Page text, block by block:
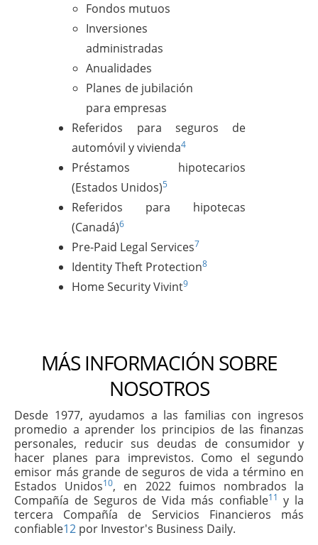
Fondos mutuos
Inversiones
administradas
Anualidades
Planes de jubilación
para empresas
Referidos para seguros de
automóvil y vivienda4
Préstamos hipotecarios
(Estados Unidos)5
Referidos para hipotecas
(Canadá)6
Pre-Paid Legal Services7
Identity Theft Protection8
Home Security Vivint9
MÁS INFORMACIÓN SOBRE
NOSOTROS
Desde 1977, ayudamos a las familias con ingresos
promedio a aprender los principios de las finanzas
personales, reducir sus deudas de consumidor y
hacer planes para imprevistos. Como el segundo
emisor más grande de seguros de vida a término en
Estados Unidos10, en 2022 fuimos nombrados la
Compañía de Seguros de Vida más confiable11 y la
tercera Compañía de Servicios Financieros más
confiable12 por Investor's Business Daily.